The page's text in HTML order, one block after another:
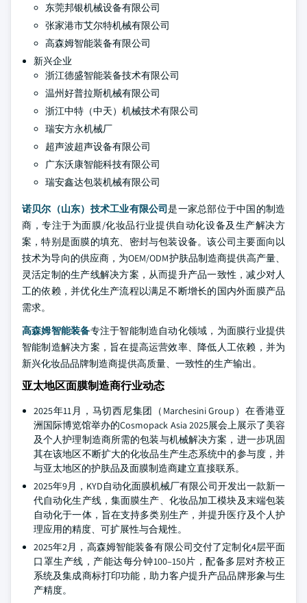
东莞邦银机械设备有限公司
张家港市艾尔特机械有限公司
高森姆智能装备有限公司
新兴企业
浙江德盛智能装备技术有限公司
温州好普拉斯机械有限公司
浙江中特（中天）机械技术有限公司
瑞安方永机械厂
超声波超声设备有限公司
广东沃康智能科技有限公司
瑞安鑫达包装机械有限公司
诺贝尔（山东）技术工业有限公司是一家总部位于中国的制造
商，专注于为面膜/化妆品行业提供自动化设备及生产解决方
案，特别是面膜的填充、密封与包装设备。该公司主要面向以
技术为导向的供应商，为OEM/ODM护肤品制造商提供高产量、
灵活定制的生产线解决方案，从而提升产品一致性，减少对人
工的依赖，并优化生产流程以满足不断增长的国内外面膜产品
需求。
高森姆智能装备专注于智能制造自动化领域，为面膜行业提供
智能制造解决方案，旨在提高运营效率、降低人工依赖，并为
新兴化妆品品牌制造商提供高质量、一致性的生产输出。
亚太地区面膜制造商行业动态
2025年11月，马切西尼集团（Marchesini Group）在香港亚
洲国际博览馆举办的Cosmopack Asia 2025展会上展示了美容
及个人护理制造商所需的包装与机械解决方案，进一步巩固
其在该地区不断扩大的化妆品生产生态系统中的参与度，并
与亚太地区的护肤品及面膜制造商建立直接联系。
2025年9月，KYD自动化面膜机械厂有限公司开发出一款新一
代自动化生产线，集面膜生产、化妆品加工模块及末端包装
自动化于一体，旨在支持多类别生产，并提升医疗及个人护
理应用的精度、可扩展性与合规性。
2025年2月，高森姆智能装备有限公司交付了定制化4层平面
口罩生产线，产能达每分钟100–150片，配备多层对齐校正
系统及集成商标打印功能，助力客户提升产品品牌形象与生
产精度。